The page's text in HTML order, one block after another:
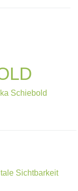
Schiebold
Sichtbarkeit